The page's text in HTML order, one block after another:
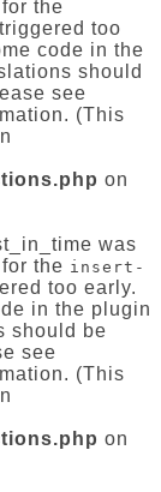
the
too
code in the
should
see
(This
on
was
the insert-
too early.
in the plugin
should be
see
(This
on